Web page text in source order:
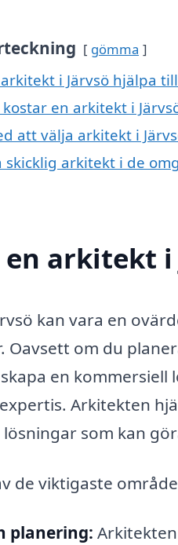
gömma
i Järvsö hjälpa
en arkitekt i
att välja arkitekt i
skicklig arkitekt i de
en arkitekt
kan vara en
Oavsett om du
en
Arkitekten
som kan
de viktigaste
planering: